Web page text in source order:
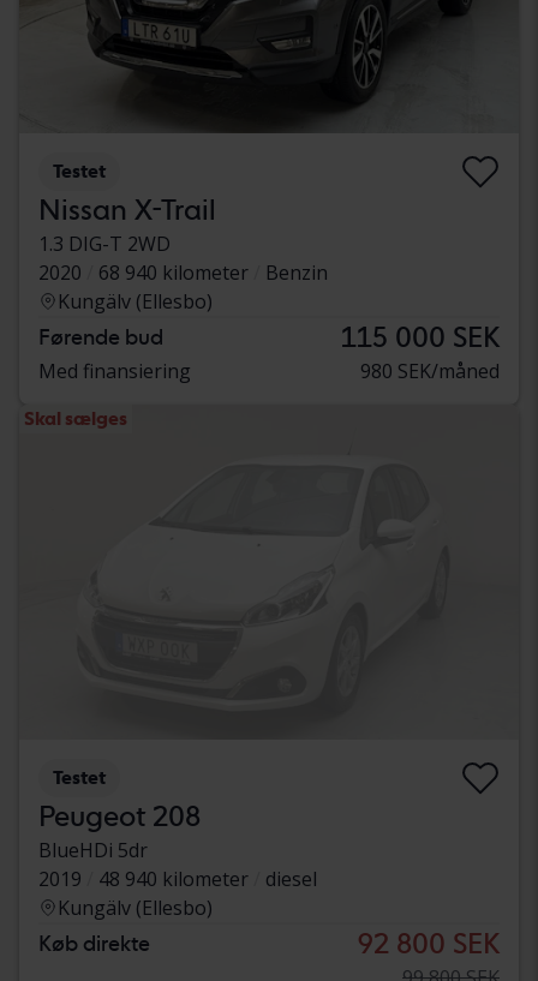
Testet
Nissan X-Trail
1.3 DIG-T 2WD
2020
68 940 kilometer
Benzin
Kungälv (Ellesbo)
Førende bud 115 000 SEK
Med finansiering 980 SEK/måned
Skal sælges
Testet
Peugeot 208
BlueHDi 5dr
2019
48 940 kilometer
diesel
Kungälv (Ellesbo)
Køb direkte 92 800 SEK